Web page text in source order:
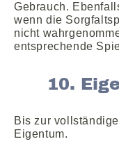
Gebrauch.
wenn die
nicht
entsprechende
10.
Bis zur
Eigentum.